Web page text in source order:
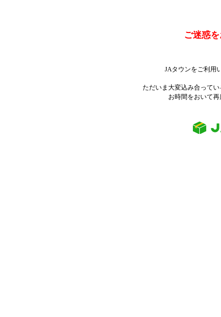
ご迷惑
JAタウンをご利用
ただいま大変込み合って
お時間をおいて